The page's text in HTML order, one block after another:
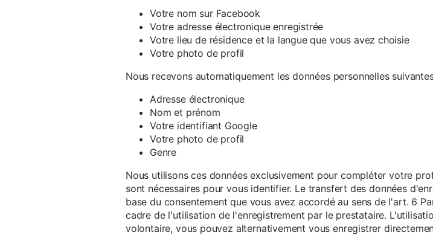
Votre nom sur Facebook
Votre adresse électronique enregistrée
Votre lieu de résidence et la langue que vous avez choisie
Votre photo de profil
Nous recevons automatiquement les données personnelles
Adresse électronique
Nom et prénom
Votre identifiant Google
Votre photo de profil
Genre
Nous utilisons ces données exclusivement pour compléter votre
sont nécessaires pour vous identifier. Le transfert des données
base du consentement que vous avez accordé au sens de l'art. 6
cadre de l'utilisation de l'enregistrement par le prestataire.
volontaire, vous pouvez alternativement vous enregistrer